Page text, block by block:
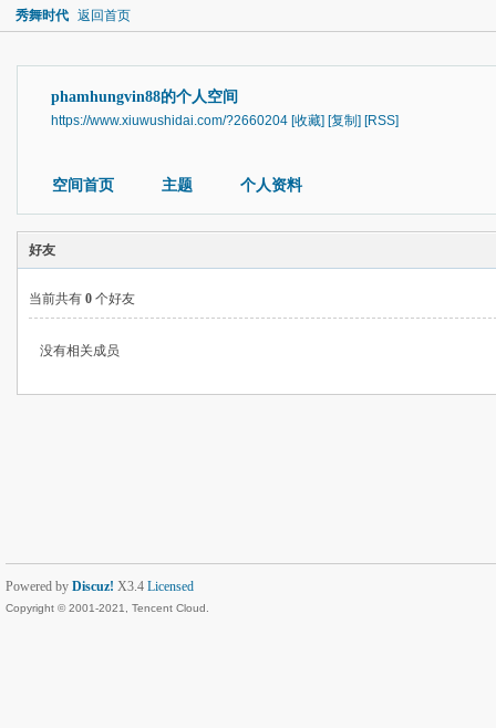
秀舞时代 返回首页
phamhungvin88的个人空间
https://www.xiuwushidai.com/?2660204 [收藏] [复制] [RSS]
空间首页 主题 个人资料
好友
当前共有 0 个好友
没有相关成员
Powered by Discuz! X3.4 Licensed
Copyright © 2001-2021, Tencent Cloud.